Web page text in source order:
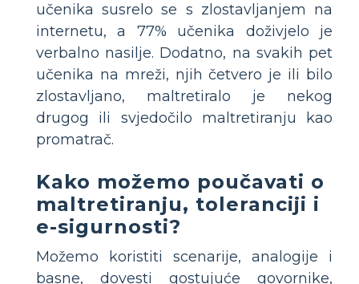
učenika susrelo se s zlostavljanjem na
internetu, a 77% učenika doživjelo je
verbalno nasilje. Dodatno, na svakih pet
učenika na mreži, njih četvero je ili bilo
zlostavljano, maltretiralo je nekog
drugog ili svjedočilo maltretiranju kao
promatrač.
Kako možemo poučavati o
maltretiranju, toleranciji i
e-sigurnosti?
Možemo koristiti scenarije, analogije i
basne, dovesti gostujuće govornike,